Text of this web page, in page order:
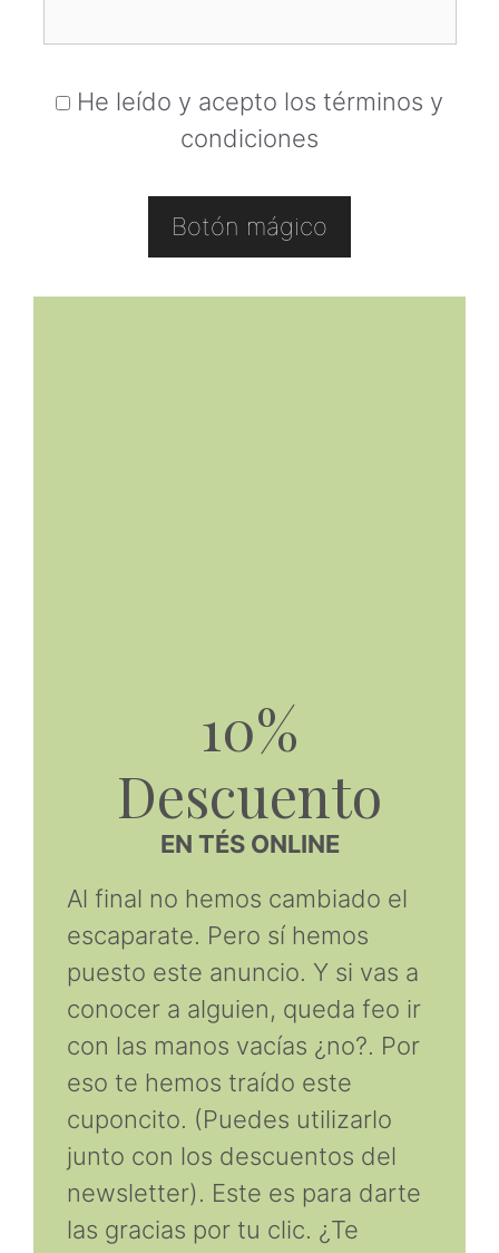
He leído y acepto los términos y
condiciones
10%
Descuento
EN TÉS ONLINE
Al final no hemos cambiado el
escaparate. Pero sí hemos
puesto este anuncio. Y si vas a
conocer a alguien, queda feo ir
con las manos vacías ¿no?. Por
eso te hemos traído este
cuponcito. (Puedes utilizarlo
junto con los descuentos del
newsletter). Este es para darte
las gracias por tu clic. ¿Te